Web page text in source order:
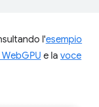
l'esempio
e la voce